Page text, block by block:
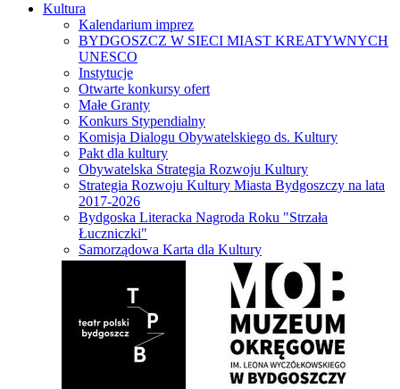
Kultura
Kalendarium imprez
BYDGOSZCZ W SIECI MIAST KREATYWNYCH
UNESCO
Instytucje
Otwarte konkursy ofert
Małe Granty
Konkurs Stypendialny
Komisja Dialogu Obywatelskiego ds. Kultury
Pakt dla kultury
Obywatelska Strategia Rozwoju Kultury
Strategia Rozwoju Kultury Miasta Bydgoszczy na lata
2017-2026
Bydgoska Literacka Nagroda Roku "Strzała
Łuczniczki"
Samorządowa Karta dla Kultury